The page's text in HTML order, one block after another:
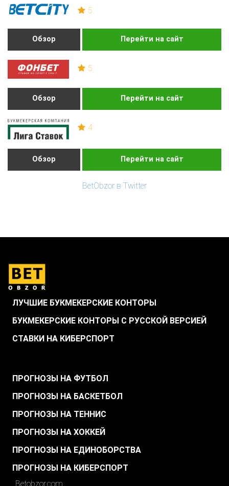
5
Обзор Перейти на сайт
5
Обзор Перейти на сайт
4
Обзор Перейти на сайт
BetObzor в Twitter
ЛУЧШИЕ БУКМЕКЕРСКИЕ КОНТОРЫ
БУКМЕКЕРСКИЕ КОНТОРЫ С РУССКОЙ ВЕРСИЕЙ
СТАВКИ НА КИБЕРСПОРТ
ПРОГНОЗЫ НА ФУТБОЛ
ПРОГНОЗЫ НА БАСКЕТБОЛ
ПРОГНОЗЫ НА ТЕННИС
ПРОГНОЗЫ НА ХОККЕЙ
ПРОГНОЗЫ НА ЕДИНОБОРСТВА
ПРОГНОЗЫ НА КИБЕРСПОРТ
Betobzor.com